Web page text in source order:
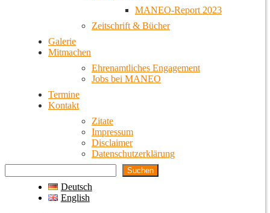
MANEO-Report 2023
Zeitschrift & Bücher
Galerie
Mitmachen
Ehrenamtliches Engagement
Jobs bei MANEO
Termine
Kontakt
Zitate
Impressum
Disclaimer
Datenschutzerklärung
Suchen
Deutsch
English